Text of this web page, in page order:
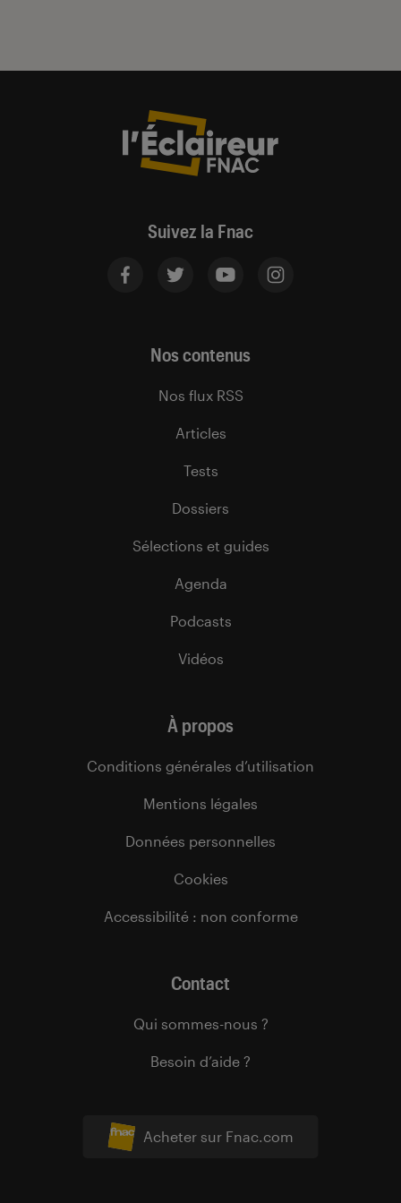
Suivez la Fnac
Acheter sur Fnac.com
Nos contenus
Nos flux RSS
Articles
Tests
Dossiers
Sélections et guides
Agenda
Podcasts
Vidéos
À propos
Conditions générales d’utilisation
Mentions légales
Données personnelles
Cookies
Accessibilité : non conforme
Contact
Qui sommes-nous ?
Besoin d’aide ?